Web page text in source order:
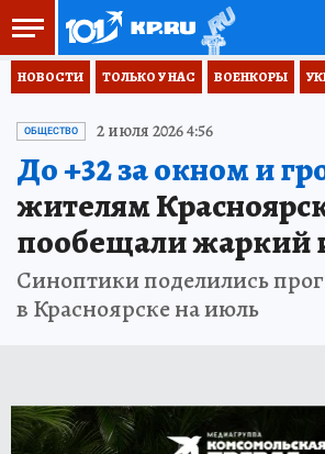
НОВОСТИ ТОЛЬКО У НАС ВОЕНКОРЫ
ОБЩЕСТВО 2 июля 2026 4:56
До +32 за окном и
жителям
пообещали жаркий
Синоптики поделились
в Красноярске на июль